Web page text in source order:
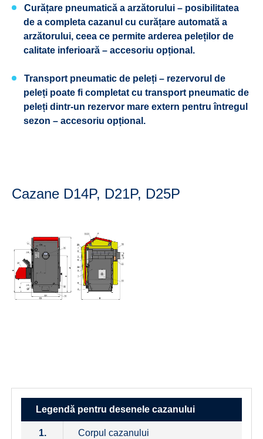
Curățare pneumatică a arzătorului – posibilitatea
de a completa cazanul cu curățare automată a
arzătorului, ceea ce permite arderea peleților de
calitate inferioară – accesoriu opțional.
Transport pneumatic de peleți – rezervorul de
peleți poate fi completat cu transport pneumatic de
peleți dintr-un rezervor mare extern pentru întregul
sezon – accesoriu opțional.
Cazane D14P, D21P, D25P
Legendă pentru desenele cazanului
1. Corpul cazanului